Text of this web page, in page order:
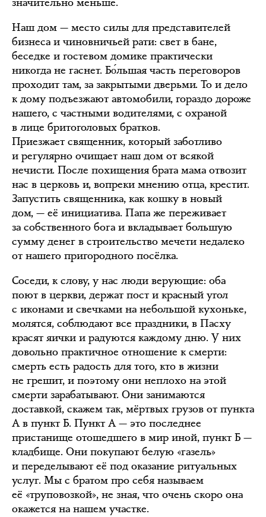
Наш дом — место силы для представителей
бизнеса и чиновничьей рати: свет в бане,
беседке и гостевом домике практически
никогда не гаснет. Бо́льшая часть переговоров
проходит там, за закрытыми дверьми. То и дело
к дому подъезжают автомобили, гораздо дороже
нашего, с частными водителями, с охраной
в лице бритоголовых братков.
Приезжает священник, который заботливо
и регулярно очищает наш дом от всякой
нечисти. После похищения брата мама отвозит
нас в церковь и, вопреки мнению отца, крестит.
Запустить священника, как кошку в новый
дом, — её инициатива. Папа же переживает
за собственного бога и вкладывает большую
сумму денег в строительство мечети недалеко
от нашего пригородного посёлка.
Соседи, к слову, у нас люди верующие: оба
поют в церкви, держат пост и красный угол
с иконами и свечками на небольшой кухоньке,
молятся, соблюдают все праздники, в Пасху
красят яички и радуются каждому дню. У них
довольно практичное отношение к смерти:
смерть есть радость для того, кто в жизни
не грешит, и поэтому они неплохо на этой
смерти зарабатывают. Они занимаются
доставкой, скажем так, мёртвых грузов от пункта
А в пункт Б. Пункт А — это последнее
пристанище отошедшего в мир иной, пункт Б —
кладбище. Они покупают белую «газель»
и переделывают её под оказание ритуальных
услуг. Мы с братом про себя называем
её «труповозкой», не зная, что очень скоро она
окажется на нашем участке.